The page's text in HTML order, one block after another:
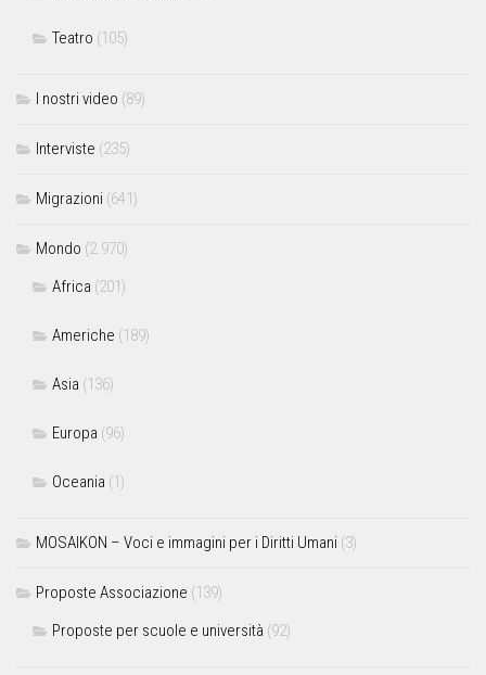
Teatro (105)
I nostri video (89)
Interviste (235)
Migrazioni (641)
Mondo (2.970)
Africa (201)
Americhe (189)
Asia (136)
Europa (96)
Oceania (1)
MOSAIKON – Voci e immagini per i Diritti Umani (3)
Proposte Associazione (139)
Proposte per scuole e università (92)